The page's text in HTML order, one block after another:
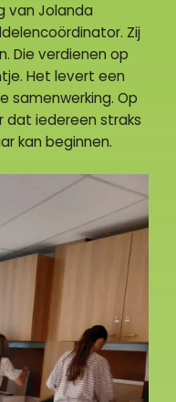
van Jolanda
Zij
Die verdienen op
Het levert een
samenwerking. Op
dat iedereen straks
kan beginnen.